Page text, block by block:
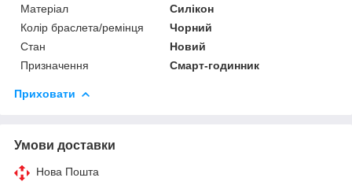
Матеріал
Силікон
Колір браслета/ремінця
Чорний
Стан
Новий
Призначення
Смарт-годинник
Приховати
Умови доставки
Нова Пошта